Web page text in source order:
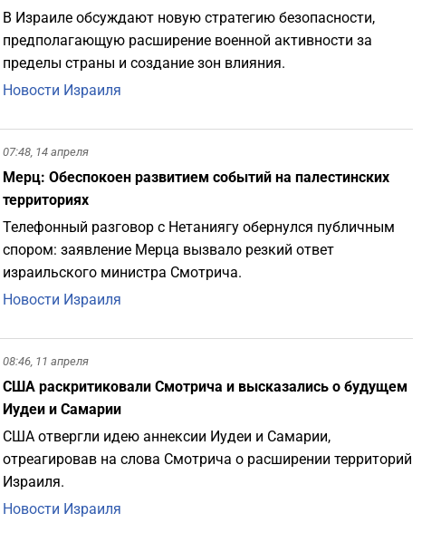
В Израиле обсуждают новую стратегию безопасности,
предполагающую расширение военной активности за
пределы страны и создание зон влияния.
Новости Израиля
07:48, 14 апреля
Мерц: Обеспокоен развитием событий на палестинских
территориях
Телефонный разговор с Нетаниягу обернулся публичным
спором: заявление Мерца вызвало резкий ответ
израильского министра Смотрича.
Новости Израиля
08:46, 11 апреля
США раскритиковали Смотрича и высказались о будущем
Иудеи и Самарии
США отвергли идею аннексии Иудеи и Самарии,
отреагировав на слова Смотрича о расширении территорий
Израиля.
Новости Израиля